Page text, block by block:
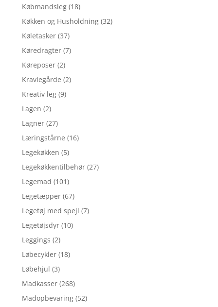
Købmandsleg (18)
Køkken og Husholdning (32)
Køletasker (37)
Køredragter (7)
Køreposer (2)
Kravlegårde (2)
Kreativ leg (9)
Lagen (2)
Lagner (27)
Læringstårne (16)
Legekøkken (5)
Legekøkkentilbehør (27)
Legemad (101)
Legetæpper (67)
Legetøj med spejl (7)
Legetøjsdyr (10)
Leggings (2)
Løbecykler (18)
Løbehjul (3)
Madkasser (268)
Madopbevaring (52)